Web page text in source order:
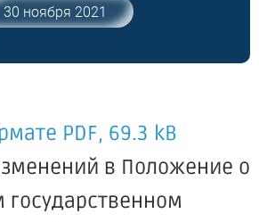
30 ноября 2021
PDF, 69.3 kB
в Положение о